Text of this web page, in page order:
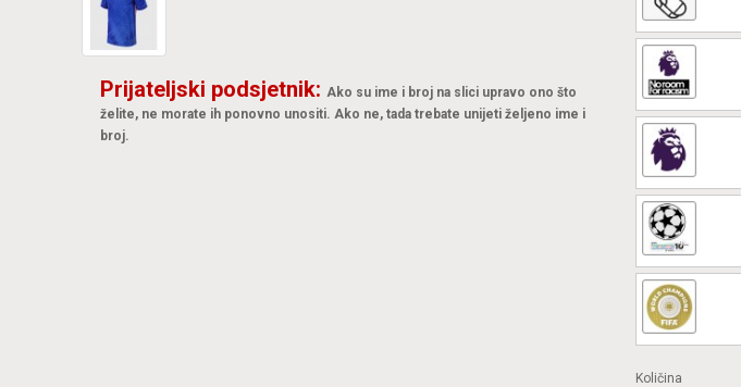
Prijateljski podsjetnik: Ako su ime i broj na slici upravo ono što
želite, ne morate ih ponovno unositi. Ako ne, tada trebate unijeti željeno ime i
broj.
Količina